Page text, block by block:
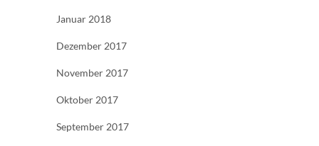
Januar 2018
Dezember 2017
November 2017
Oktober 2017
September 2017